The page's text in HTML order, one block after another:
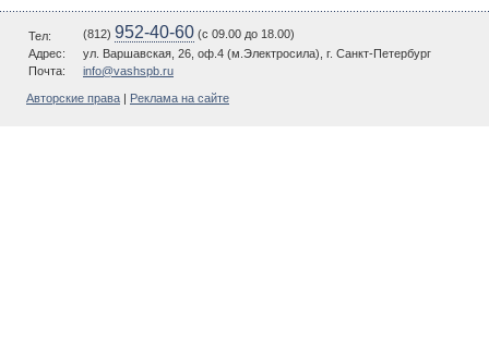
Тел: (812) 952-40-60 (c 09.00 до 18.00)
Адрес:
ул. Варшавская, 26, оф.4 (м.Электросила), г. Санкт-Петербург
Почта:
info@vashspb.ru
Авторские права Реклама на сайте